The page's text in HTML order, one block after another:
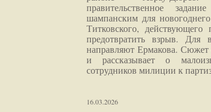
правительственное
шампанским для новогоднего
Титковского,
предотвратить взрыв. Для
направляют Ермакова. Сюжет
и рассказывает о
сотрудников милиции к
16.03.2026